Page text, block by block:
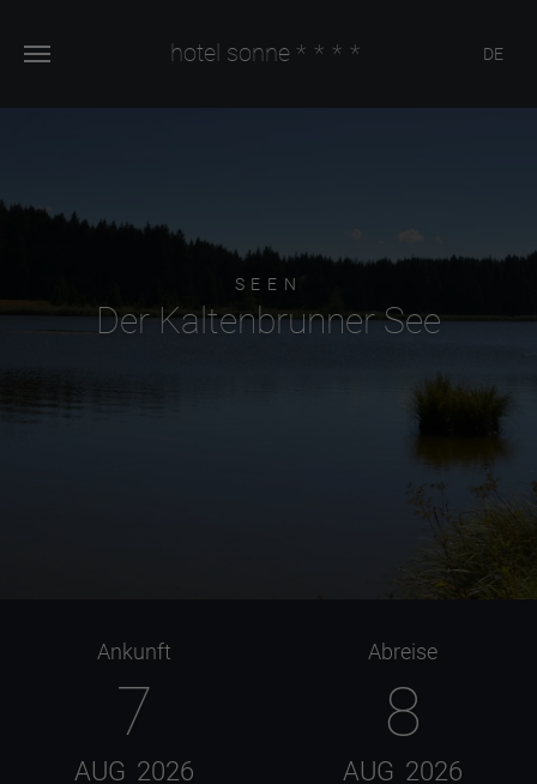
hotel sonne **** DE
SEEN
Der Kaltenbrunner See
Ankunft
7
AUG 2026
Abreise
8
AUG 2026